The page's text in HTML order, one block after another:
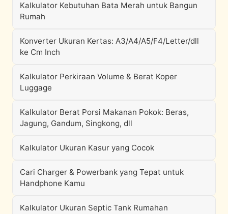
Kalkulator Kebutuhan Bata Merah untuk Bangun
Rumah
Konverter Ukuran Kertas: A3/A4/A5/F4/Letter/dll
ke Cm Inch
Kalkulator Perkiraan Volume & Berat Koper
Luggage
Kalkulator Berat Porsi Makanan Pokok: Beras,
Jagung, Gandum, Singkong, dll
Kalkulator Ukuran Kasur yang Cocok
Cari Charger & Powerbank yang Tepat untuk
Handphone Kamu
Kalkulator Ukuran Septic Tank Rumahan